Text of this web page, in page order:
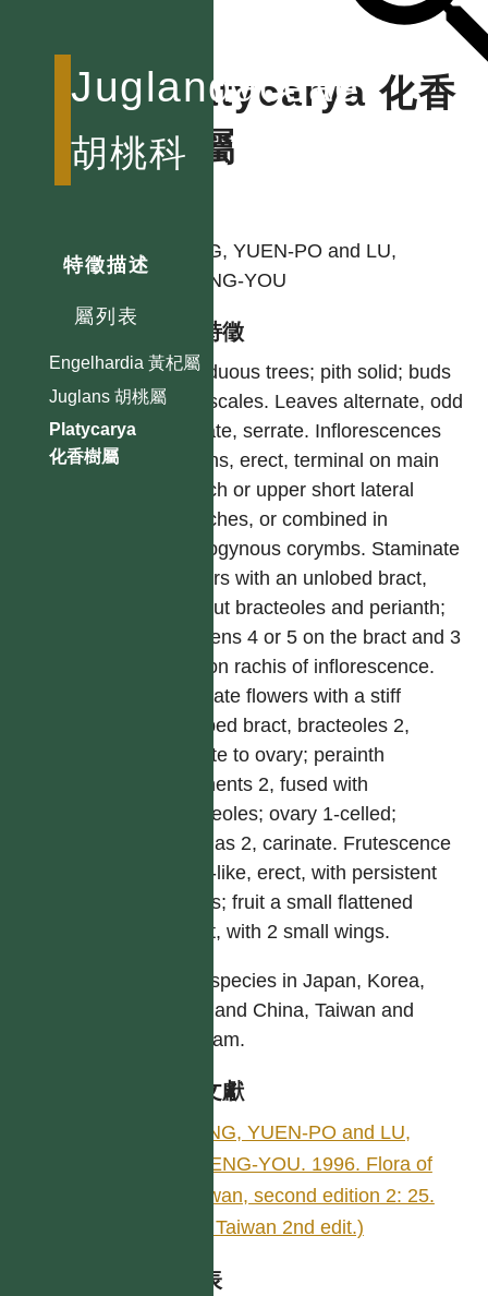
Juglandaceae
胡桃科
特徵描述
屬列表
Engelhardia 黃杞屬
Juglans 胡桃屬
Platycarya
化香樹屬
Platycarya 化香
樹屬
YANG, YUEN-PO and LU,
SHENG-YOU
型態特徵
Deciduous trees; pith solid; buds
with scales. Leaves alternate, odd
pinnate, serrate. Inflorescences
catkins, erect, terminal on main
branch or upper short lateral
branches, or combined in
androgynous corymbs. Staminate
flowers with an unlobed bract,
without bracteoles and perianth;
stamens 4 or 5 on the bract and 3
or 4 on rachis of inflorescence.
Pistillate flowers with a stiff
unlobed bract, bracteoles 2,
adnate to ovary; perainth
segments 2, fused with
bracteoles; ovary 1-celled;
stigmas 2, carinate. Frutescence
cone-like, erect, with persistent
bracts; fruit a small flattened
nutlet, with 2 small wings.
One species in Japan, Korea,
mainland China, Taiwan and
Vietnam.
參考文獻
YANG, YUEN-PO and LU,
SHENG-YOU. 1996. Flora of
Taiwan, second edition 2: 25.
(Fl. Taiwan 2nd edit.)
種列表